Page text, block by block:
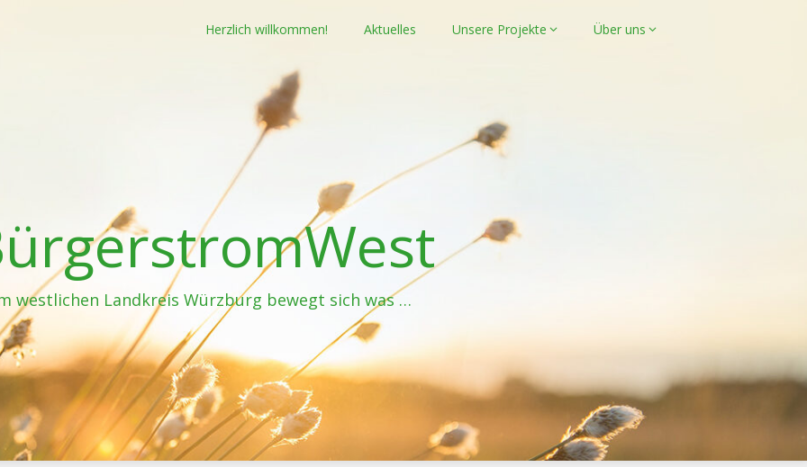
Herzlich willkommen! Aktuelles Unsere Projekte Über uns
westlichen Landkreis Würzburg bewegt sich was …